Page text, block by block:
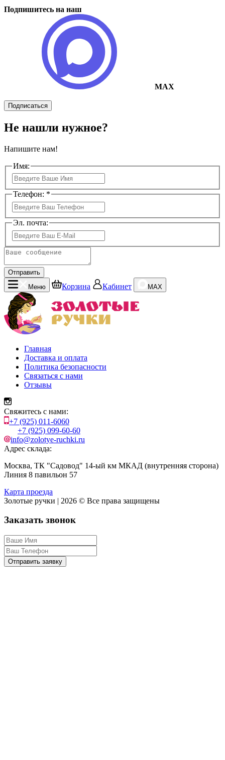
Подпишитесь на наш
MAX
Подписаться
Не нашли нужное?
Напишите нам!
Имя:
Телефон: *
Эл. почта:
Отправить
Меню
Корзина Кабинет MAX
Главная
Доставка и оплата
Политика безопасности
Связаться с нами
Отзывы
Свяжитесь с нами:
+7 (925) 011-6060
+7 (925) 099-60-60
info@zolotye-ruchki.ru
Адрес склада:
Москва, ТК "Садовод" 14-ый км МКАД (внутренняя сторона)
Линия 8 павильон 57
Карта проезда
Золотые ручки | 2026 © Все права защищены
Заказать звонок
Отправить заявку